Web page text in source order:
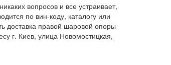
вопросов и все устраивает,
по вин-коду, каталогу или
доставка правой шаровой опоры
г. Киев, улица Новомостицкая,